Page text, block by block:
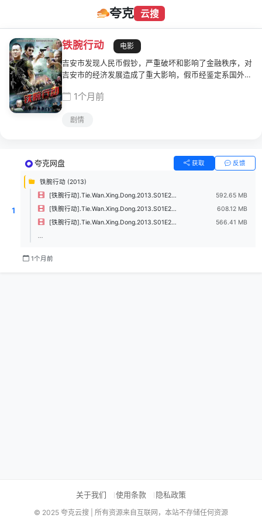
夸克 云搜
铁腕行动
电影
吉安市发现人民币假钞，严重破坏和影响了金融秩序，对
吉安市的经济发展造成了重大影响，假币经鉴定系国外最
组，并在征得市委的同意后将行动命名为“铁腕行动”，限
干警与廖斌内应外合，与犯罪分子张大力、顾宝森等斗智
1个月前
剧情
1
夸克网盘 获取 反馈
铁腕行动 (2013)
[铁腕行动].Tie.Wan.Xing.Dong.2013.S01E24.1080p.WEB-DL.H264.AAC-UBWEB.mp4
592.65 MB
[铁腕行动].Tie.Wan.Xing.Dong.2013.S01E23.1080p.WEB-DL.H264.AAC-UBWEB.mp4
608.12 MB
[铁腕行动].Tie.Wan.Xing.Dong.2013.S01E22.1080p.WEB-DL.H264.AAC-UBWEB.mp4
566.41 MB
...
1个月前
关于我们 使用条款 隐私政策
© 2025 夸克云搜 | 所有资源来自互联网，本站不存储任何资源